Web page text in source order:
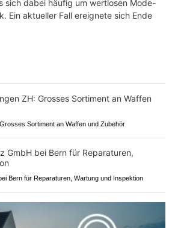
sich dabei häufig um wertlosen Mode-
Ein aktueller Fall ereignete sich Ende
Sortiment an Waffen und Zubehör
Bern für Reparaturen, Wartung und Inspektion